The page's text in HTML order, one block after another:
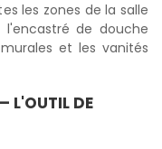
les zones de la salle
de douche
et les vanités
L'OUTIL DE